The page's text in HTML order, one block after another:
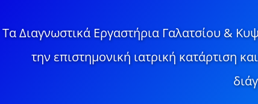
Τα Διαγνωστικά Εργαστήρια Γαλατσίου &
την επιστημονική ιατρική κατάρτιση